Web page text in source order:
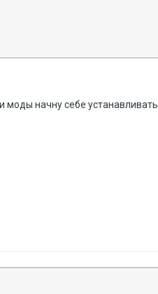
начну себе устанавливать.